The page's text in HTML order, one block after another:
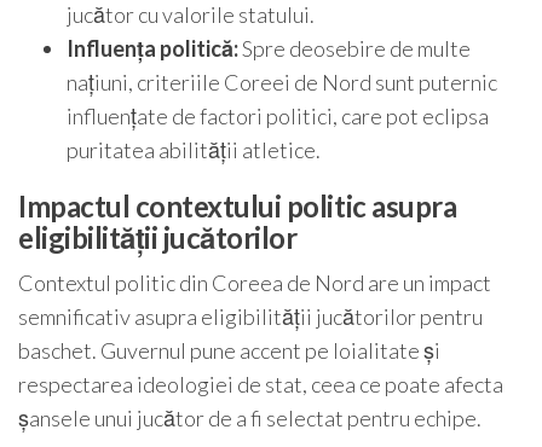
jucător cu valorile statului.
Influența politică:Spre deosebire de multe
națiuni, criteriile Coreei de Nord sunt puternic
influențate de factori politici, care pot eclipsa
puritatea abilității atletice.
Impactul contextului politic asupra
eligibilității jucătorilor
Contextul politic din Coreea de Nord are un impact
semnificativ asupra eligibilității jucătorilor pentru
baschet. Guvernul pune accent pe loialitate și
respectarea ideologiei de stat, ceea ce poate afecta
șansele unui jucător de a fi selectat pentru echipe.